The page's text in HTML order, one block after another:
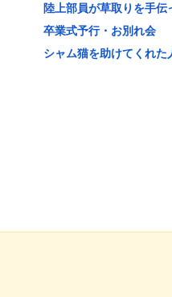
陸上部員が草取りを手伝
卒業式予行・お別れ会
シャム猫を助けてくれた